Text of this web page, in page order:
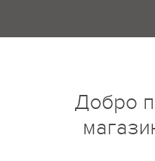
Добро